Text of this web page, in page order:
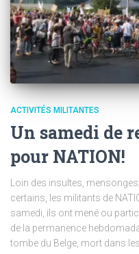
ACTIVITÉS MILITANTES
Un samedi de
pour NATION!
Loin des insultes,
certains, les militants de
samedi, ils ont mené ou
de la permanence
tombe du Belge, mort dans